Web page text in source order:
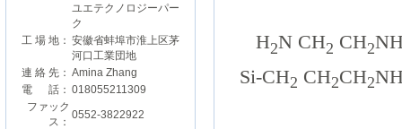
ユエテクノロジーパー
ク
工 場 地： 安徽省蚌埠市淮上区茅
河口工業団地
連 絡 先： Amina Zhang
電 話： 018055211309
ファック
ス：
0552-3822922
H2N CH2 CH2
Si-CH2 CH2CH2